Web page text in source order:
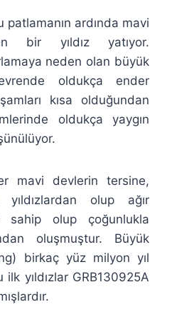
ardında mavi
bir yıldız yatıyor.
neden olan büyük
oldukça ender
kısa olduğundan
oldukça yaygın
mavi devlerin tersine,
yıldızlardan olup ağır
sahip olup çoğunlukla
oluşmuştur. Büyük
birkaç yüz milyon yıl
yıldızlar GRB130925A